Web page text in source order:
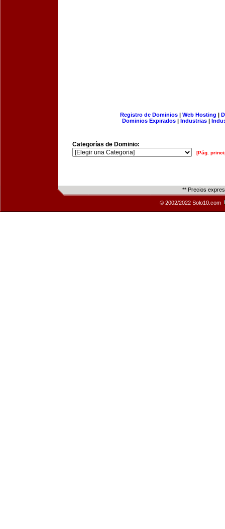
Registro de Dominios| Web Hosting |
Dominios Expirados | Industrias |
Categorías de Dominio:
[Pág.
** Precios
© 2002/2022 Solo10.com